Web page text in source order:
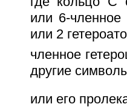
или 6-членное
или 2
членное
другие
или его